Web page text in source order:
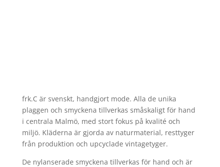
frk.C är svenskt, handgjort mode. Alla de unika
plaggen och smyckena tillverkas småskaligt för hand
i centrala Malmö, med stort fokus på kvalité och
miljö. Kläderna är gjorda av naturmaterial, resttyger
från produktion och upcyclade vintagetyger.
De nylanserade smyckena tillverkas för hand och är